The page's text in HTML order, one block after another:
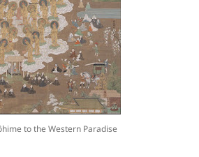
to the Western Paradise